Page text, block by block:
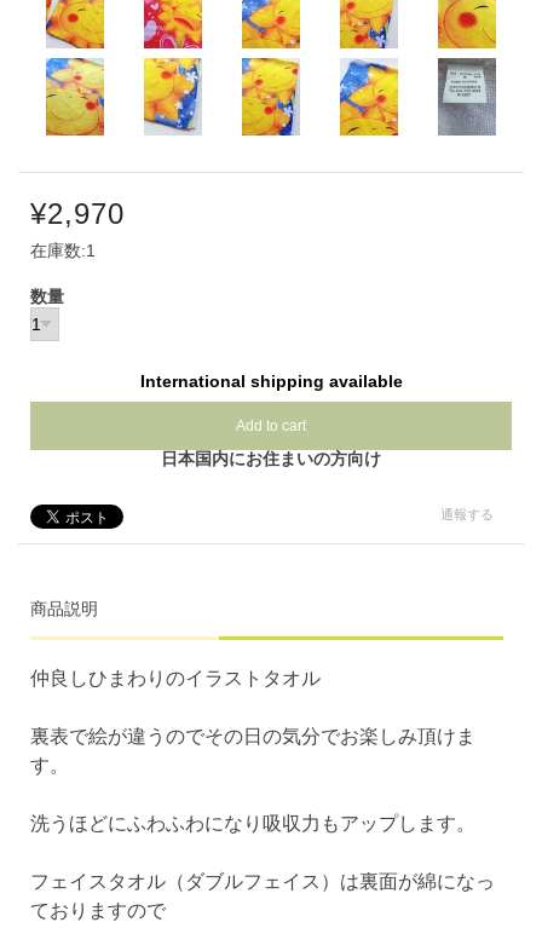
¥2,970
在庫数:1
数量
International shipping available
Add to cart
日本国内にお住まいの方向け
通報する
商品説明
仲良しひまわりのイラストタオル
裏表で絵が違うのでその日の気分でお楽しみ頂けま
す。
洗うほどにふわふわになり吸収力もアップします。
フェイスタオル（ダブルフェイス）は裏面が綿になっ
ておりますので